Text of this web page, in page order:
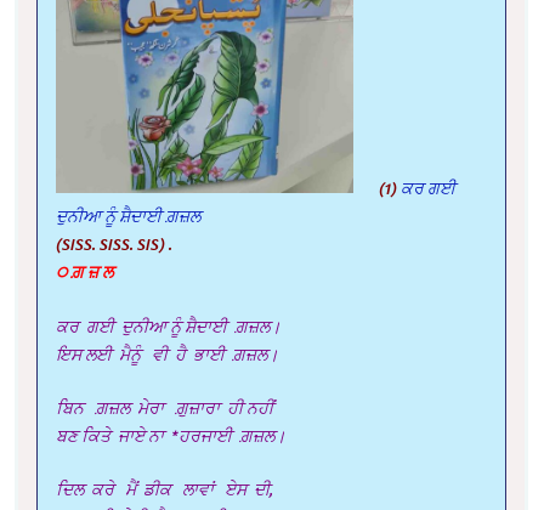
(1) ਕਰ ਗਈ
ਦੁਨੀਆ ਨੂੰ ਸ਼ੈਦਾਈਗ਼ਜ਼ਲ
(SISS. SISS. SIS) .
੦ ਗ਼ ਜ਼ ਲ
ਕਰ ਗਈ ਦੁਨੀਆ ਨੂੰ ਸ਼ੈਦਾਈ ਗ਼ਜ਼ਲ।
ਇਸ ਲਈ ਮੈਨੂੰ ਵੀ ਹੈ ਭਾਈ ਗ਼ਜ਼ਲ।
ਬਿਨ ਗ਼ਜ਼ਲ ਮੇਰਾ ਗ਼ੁਜ਼ਾਰਾ ਹੀ ਨਹੀਂ
ਬਣ ਕਿਤੇ ਜਾਏ ਨਾ *ਹਰਜਾਈ ਗ਼ਜ਼ਲ।
ਦਿਲ ਕਰੇ ਮੈਂ ਡੀਕ ਲਾਵਾਂ ਏਸ ਦੀ,